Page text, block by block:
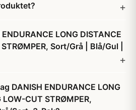
LONG DISTANCE
Sort/Grå | Blå/Gul |
DANISH ENDURANCE LONG
LOW-CUT STRØMPER,